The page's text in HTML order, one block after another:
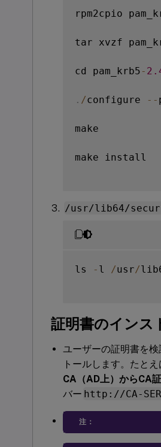
rpm2cpio
tar xvzf
cd pam_krb5 -
. /configure --
make
make install
/usr/lib64/
ls - l /usr/
証明書のインス
ユーザーの証明書を
トールします。たと
CA（AD上）からCA
バー http://CA-
注：